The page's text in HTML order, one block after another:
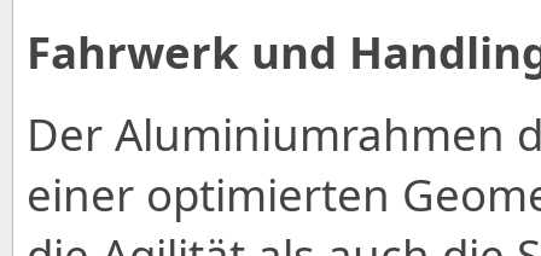
Fahrwerk und
Der Aluminiumrahmen
einer optimierten